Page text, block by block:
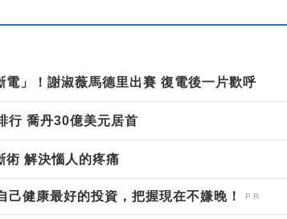
電」！謝淑薇馬德里出賽 復電後一片歡呼
行 喬丹30億美元居首
術 解決惱人的疼痛
己健康最好的投資，把握現在不嫌晚！